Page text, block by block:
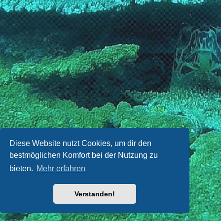
Diese Website nutzt Cookies, um dir den
bestmöglichen Komfort bei der Nutzung zu
bieten. Mehr erfahren
Verstanden!